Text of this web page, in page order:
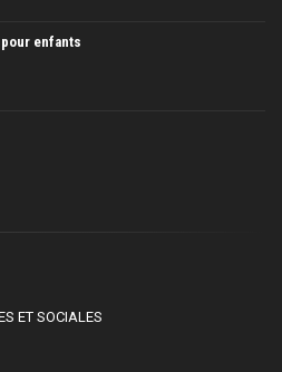
enfants
ET SOCIALES